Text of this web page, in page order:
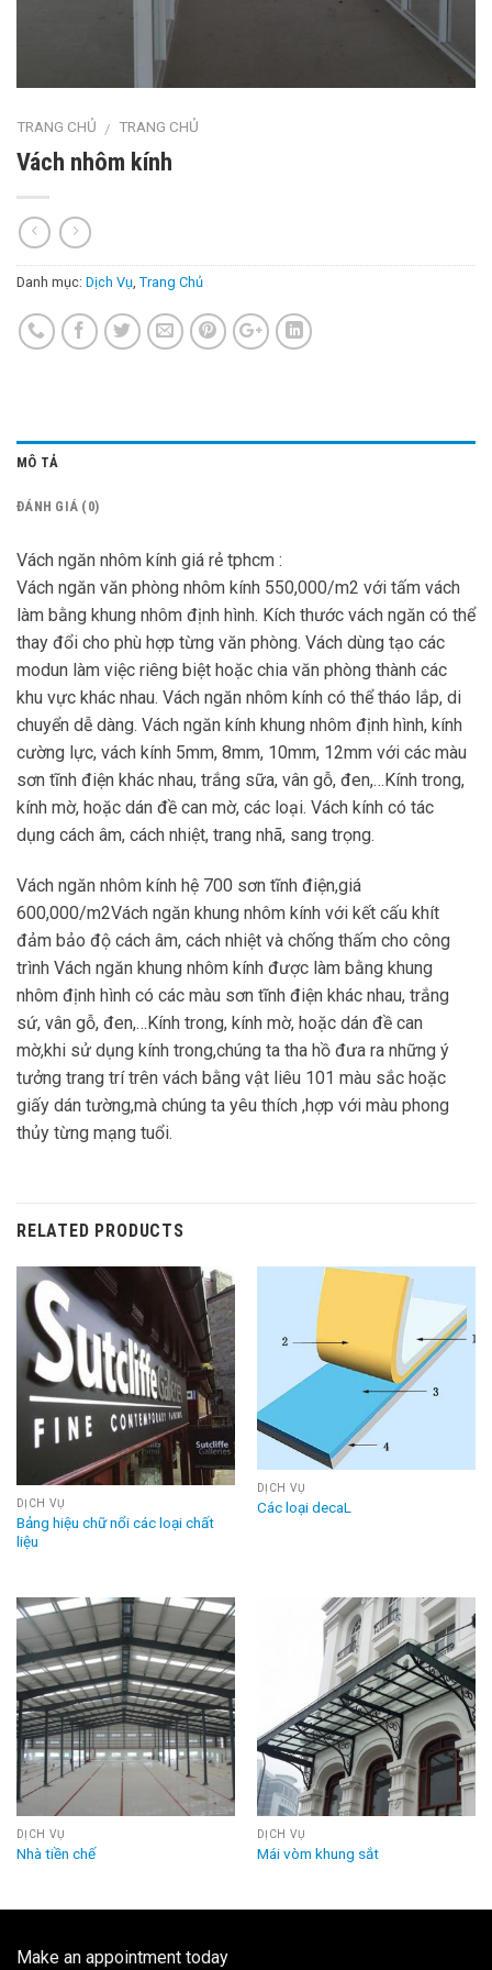
TRANG CHỦ / TRANG CHỦ
Vách nhôm kính
Danh mục: Dịch Vụ, Trang Chủ
MÔ TẢ
ĐÁNH GIÁ (0)
Vách ngăn nhôm kính giá rẻ tphcm :
Vách ngăn văn phòng nhôm kính 550,000/m2 với tấm vách
làm bằng khung nhôm định hình. Kích thước vách ngăn có thể
thay đổi cho phù hợp từng văn phòng. Vách dùng tạo các
modun làm việc riêng biệt hoặc chia văn phòng thành các
khu vực khác nhau. Vách ngăn nhôm kính có thể tháo lắp, di
chuyển dễ dàng. Vách ngăn kính khung nhôm định hình, kính
cường lực, vách kính 5mm, 8mm, 10mm, 12mm với các màu
sơn tĩnh điện khác nhau, trắng sữa, vân gỗ, đen,…Kính trong,
kính mờ, hoặc dán đề can mờ, các loại. Vách kính có tác
dụng cách âm, cách nhiệt, trang nhã, sang trọng.
Vách ngăn nhôm kính hệ 700 sơn tĩnh điện,giá
600,000/m2Vách ngăn khung nhôm kính với kết cấu khít
đảm bảo độ cách âm, cách nhiệt và chống thấm cho công
trình Vách ngăn khung nhôm kính được làm bằng khung
nhôm định hình có các màu sơn tĩnh điện khác nhau, trắng
sứ, vân gỗ, đen,…Kính trong, kính mờ, hoặc dán đề can
mờ,khi sử dụng kính trong,chúng ta tha hồ đưa ra những ý
tưởng trang trí trên vách bằng vật liêu 101 màu sắc hoặc
giấy dán tường,mà chúng ta yêu thích ,hợp với màu phong
thủy từng mạng tuổi.
RELATED PRODUCTS
DỊCH VỤ
Bảng hiệu chữ nổi các loại chất
liệu
DỊCH VỤ
Các loại decaL
DỊCH VỤ
Nhà tiền chế
DỊCH VỤ
Mái vòm khung sắt
Make an appointment today